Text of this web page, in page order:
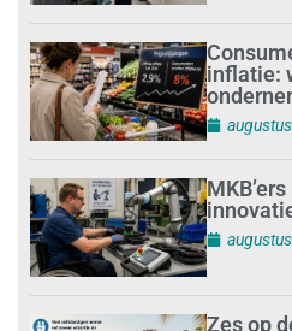
inflatie:
Zes op